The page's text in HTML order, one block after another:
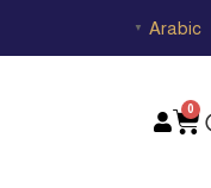
Arabic
▼
0
Cart